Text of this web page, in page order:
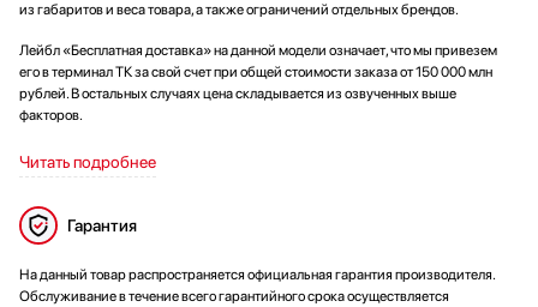
из габаритов и веса товара, а также ограничений отдельных брендов.
Лейбл «Бесплатная доставка» на данной модели означает, что мы привезем
его в терминал ТК за свой счет при общей стоимости заказа от 150 000 млн
рублей. В остальных случаях цена складывается из озвученных выше
факторов.
Читать подробнее
Гарантия
На данный товар распространяется официальная гарантия производителя.
Обслуживание в течение всего гарантийного срока осуществляется